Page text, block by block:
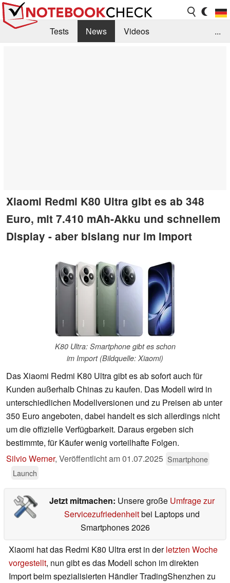
Tests News
Videos
...
Xiaomi Redmi K80 Ultra gibt es ab 348
Euro, mit 7.410 mAh-Akku und schnellem
Display - aber bislang nur im Import
K80 Ultra: Smartphone gibt es schon
im Import (Bildquelle: Xiaomi)
Das Xiaomi Redmi K80 Ultra gibt es ab sofort auch für
Kunden außerhalb Chinas zu kaufen. Das Modell wird in
unterschiedlichen Modellversionen und zu Preisen ab unter
350 Euro angeboten, dabei handelt es sich allerdings nicht
um die offizielle Verfügbarkeit. Daraus ergeben sich
bestimmte, für Käufer wenig vorteilhafte Folgen.
Silvio Werner, Veröffentlicht am01.07.2025 Smartphone
Launch
Jetzt mitmachen: Unsere große Umfrage zur
Servicezufriedenheitbei Laptops und
Smartphones 2026
Xiaomi hat das Redmi K80 Ultra erst in derletzten Woche
vorgestellt, nun gibt es das Modell schon im direkten
Import beim spezialisierten Händler TradingShenzhen zu